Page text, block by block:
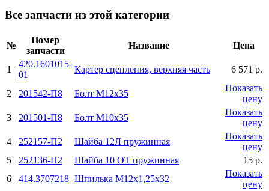
Все запчасти из этой категории
№
Номер
запчасти
Название Цена
1
420.1601015-
01
Картер сцепления, верхняя часть 6 571 р.
2 201542-П8 Болт М12х35
Показать
цену
3
201501-П8 Болт М10х35
Показать
цену
4
252157-П2 Шайба 12Л пружинная
Показать
цену
5
252136-П2 Шайба 10 ОТ пружинная
15 р.
6
414.3707218 Шпилька М12х1,25х32
Показать
цену